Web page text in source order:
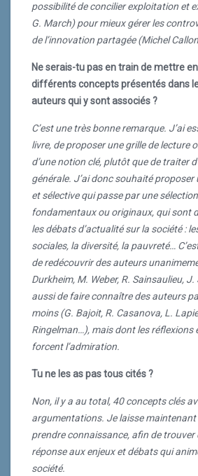
C’est une très bonne remarque. J’ai
ce livre, de proposer une grille de
théorie générale. J’ai donc souhaité
lecture ludique et sélective qui passe
de concepts fondamentaux ou
les inégalités sociales, la diversité, la
aussi une façon de redécouvrir des
unanimement reconnus (E. Durkheim,
Sainsaulieu, J. Schumpeter…) mais
connaître des auteurs parfois qui le
Bajoit, R. Casanova, L. Lapierre, M.
dont les réflexions et les analyses
Tu ne les as pas tous cités ?
Non, il y a au total, 40 concepts clés
argumentations. Je laisse
prendre connaissance, afin de
réponse aux enjeux et débats qui
possibilité de concilier exploitation et
G. March) pour mieux gérer les
de l’innovation partagée (Michel
Ne serais-tu pas en train de mettre
différents concepts présentés dans
auteurs qui y sont associés ?
C’est une très bonne remarque. J’ai
livre, de proposer une grille de lecture
d’une notion clé, plutôt que de traiter
générale. J’ai donc souhaité proposer
et sélective qui passe par une
fondamentaux ou originaux, qui sont
les débats d’actualité sur la société :
sociales, la diversité, la pauvreté…
de redécouvrir des auteurs
Durkheim, M. Weber, R. Sainsaulieu,
aussi de faire connaître des auteurs
moins (G. Bajoit, R. Casanova, L.
Ringelman…), mais dont les réflexions
forcent l’admiration.
Tu ne les as pas tous cités ?
Non, il y a au total, 40 concepts clés
argumentations. Je laisse maintenant
prendre connaissance, afin de trouver
réponse aux enjeux et débats qui
société.